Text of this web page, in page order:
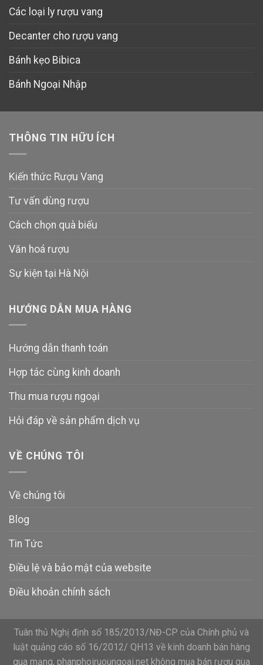
Các loại ly rượu vang
Decanter cho rượu vang
Bánh kẹo Bibica
Bánh Ngoại Nhập
THÔNG TIN HỮU ÍCH
Kiến thức Rượu Vang
Tư vấn dùng rượu
Cách chọn quà biếu
Văn hoá rượu
Sự kiện tại Hà Nội
HƯỚNG DẪN MUA HÀNG
Hướng dẫn thanh toán
Hợp tác cùng kinh doanh
Thu mua rượu ngoại
Hỏi đáp về sản phẩm dịch vụ
VỀ CHÚNG TÔI
Về chúng tôi
Blog
Tin Tức
Điều lệ và bảo mật của website
Điều khoản chính sách
Tuân thủ Nghị định số 185/2013/NĐ-CP của Chính phủ và
luật quảng cáo số 16/2012/ QH13 về kinh doanh bán hàng
qua mạng, phanphoiruoungoai.net không mua bán rượu qua